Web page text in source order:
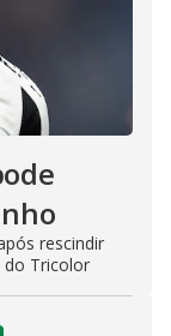
rescindir
do Tricolor